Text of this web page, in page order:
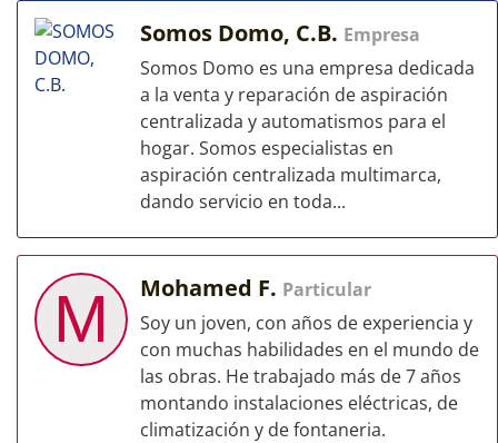
Somos Domo, C.B. Empresa
Somos Domo es una empresa dedicada
a la venta y reparación de aspiración
centralizada y automatismos para el
hogar. Somos especialistas en
aspiración centralizada multimarca,
dando servicio en toda...
M Mohamed F. Particular
Soy un joven, con años de experiencia y
con muchas habilidades en el mundo de
las obras. He trabajado más de 7 años
montando instalaciones eléctricas, de
climatización y de fontaneria.